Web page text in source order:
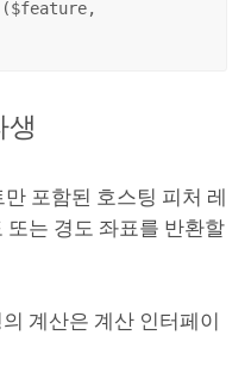
생
포함된 호스팅 피처 레
또는 경도 좌표를 반환할
계산은 계산 인터페이